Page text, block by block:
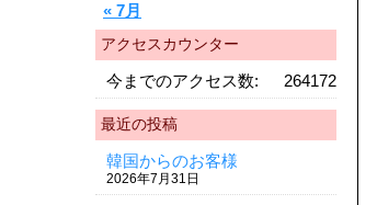
« 7月
アクセスカウンター
264172
今までのアクセス数:
最近の投稿
韓国からのお客様
2026年7月31日